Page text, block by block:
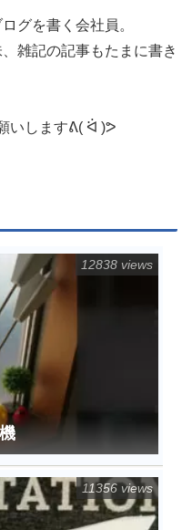
グを書く会社員。
雑記の記事もたまに書き
いしますᕕ( ᐛ )ᕗ
12838 views
11356 views